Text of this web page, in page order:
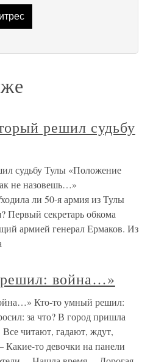
решил судьбу
судьбу Тулы «Положение
не назовешь…»
ли 50-я армия из Тулы
Первый секретарь обкома
армией генерал Ермаков. Из
война…»
Кто-то умный решил:
за что? В город пришла
Все читают, гадают, ждут,
то девочки на панели